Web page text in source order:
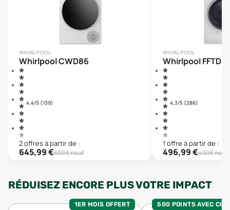
WHIRLPOOL
Whirlpool CWD86
4.4/5 (139)
2offresà partir de :
645,99€699€ neuf
WHIRLPOOL
Whirlpool
4.3/5 (286)
1 offre à partir de :
496,99€499€ neuf
RÉDUISEZ ENCORE PLUS VOTRE IMPACT
1ER MOIS OFFERT 500 POINTS AVEC